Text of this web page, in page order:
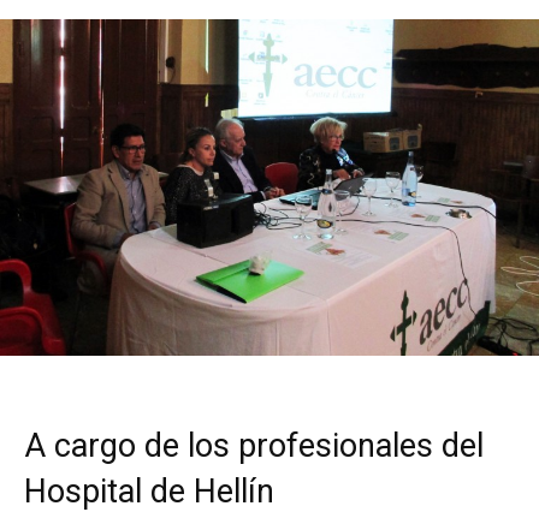
A cargo de los profesionales del
Hospital de Hellín